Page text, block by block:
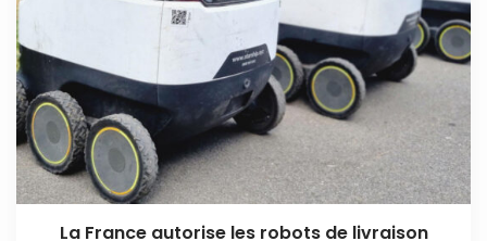
La France autorise les robots de livraison